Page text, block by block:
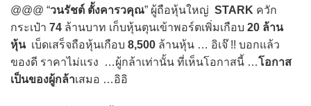
@@@ “วนรัชต์ ตั้งคารวคุณ” ผู้ถือหุ้นใหญ่ STARK ควัก
กระเป๋า 74 ล้านบาท เก็บหุ้นตุนเข้าพอร์ตเพิ่มเกือบ 20 ล้าน
หุ้นเบ็ดเสร็จถือหุ้นเกือบ 8,500 ล้านหุ้น … อิเจ๊ !! บอกแล้ว
ของดี ราคาไม่แรง …ผู้กล้าเท่านั้น ที่เห็นโอกาสนี้ …โอกาส
เป็นของผู้กล้าเสมอ …อิอิ